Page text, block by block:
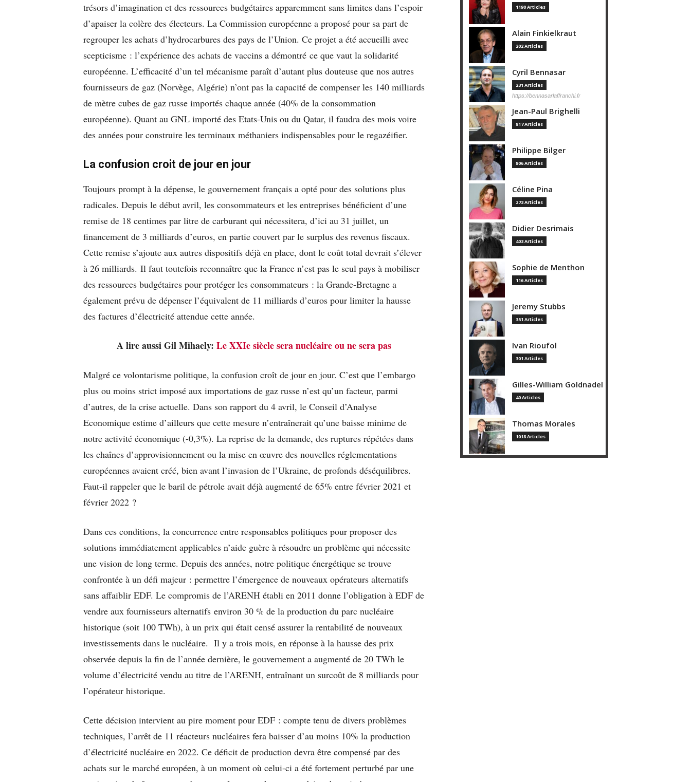
trésors d’imagination et des ressources budgétaires apparemment sans limites dans l’espoir
d’apaiser la colère des électeurs. La Commission européenne a proposé pour sa part de
regrouper les achats d’hydrocarbures des pays de l’Union. Ce projet a été accueilli avec
scepticisme : l’expérience des achats de vaccins a démontré ce que vaut la solidarité
européenne. L’efficacité d’un tel mécanisme paraît d’autant plus douteuse que nos autres
fournisseurs de gaz (Norvège, Algérie) n’ont pas la capacité de compenser les 140 milliards
de mètre cubes de gaz russe importés chaque année (40% de la consommation
européenne). Quant au GNL importé des Etats-Unis ou du Qatar, il faudra des mois voire
des années pour construire les terminaux méthaniers indispensables pour le regazéifier.
La confusion croit de jour en jour
Toujours prompt à la dépense, le gouvernement français a opté pour des solutions plus
radicales. Depuis le début avril, les consommateurs et les entreprises bénéficient d’une
remise de 18 centimes par litre de carburant qui nécessitera, d’ici au 31 juillet, un
financement de 3 milliards d’euros, en partie couvert par le surplus des revenus fiscaux.
Cette remise s’ajoute aux autres dispositifs déjà en place, dont le coût total devrait s’élever
à 26 milliards. Il faut toutefois reconnaître que la France n’est pas le seul pays à mobiliser
des ressources budgétaires pour protéger les consommateurs : la Grande-Bretagne a
également prévu de dépenser l’équivalent de 11 milliards d’euros pour limiter la hausse
des factures d’électricité attendue cette année.
A lire aussi Gil Mihaely: Le XXIe siècle sera nucléaire ou ne sera pas
Malgré ce volontarisme politique, la confusion croît de jour en jour. C’est que l’embargo
plus ou moins strict imposé aux importations de gaz russe n’est qu’un facteur, parmi
d’autres, de la crise actuelle. Dans son rapport du 4 avril, le Conseil d’Analyse
Economique estime d’ailleurs que cette mesure n’entraînerait qu’une baisse minime de
notre activité économique (-0,3%). La reprise de la demande, des ruptures répétées dans
les chaînes d’approvisionnement ou la mise en œuvre des nouvelles réglementations
européennes avaient créé, bien avant l’invasion de l’Ukraine, de profonds déséquilibres.
Faut-il rappeler que le baril de pétrole avait déjà augmenté de 65% entre février 2021 et
février 2022 ?
Dans ces conditions, la concurrence entre responsables politiques pour proposer des
solutions immédiatement applicables n’aide guère à résoudre un problème qui nécessite
une vision de long terme. Depuis des années, notre politique énergétique se trouve
confrontée à un défi majeur : permettre l’émergence de nouveaux opérateurs alternatifs
sans affaiblir EDF. Le compromis de l’ARENH établi en 2011 donne l’obligation à EDF de
vendre aux fournisseurs alternatifs environ 30 % de la production du parc nucléaire
historique (soit 100 TWh), à un prix qui était censé assurer la rentabilité de nouveaux
investissements dans le nucléaire. Il y a trois mois, en réponse à la hausse des prix
observée depuis la fin de l’année dernière, le gouvernement a augmenté de 20 TWh le
volume d’électricité vendu au titre de l’ARENH, entraînant un surcoût de 8 milliards pour
l’opérateur historique.
Cette décision intervient au pire moment pour EDF : compte tenu de divers problèmes
techniques, l’arrêt de 11 réacteurs nucléaires fera baisser d’au moins 10% la production
d’électricité nucléaire en 2022. Ce déficit de production devra être compensé par des
achats sur le marché européen, à un moment où celui-ci a été fortement perturbé par une
1190 Articles
Alain Finkielkraut
202 Articles
Cyril Bennasar
231 Articles
https://bennasarlaffranchi.fr
Jean-Paul Brighelli
817 Articles
Philippe Bilger
806 Articles
Céline Pina
273 Articles
Didier Desrimais
403 Articles
Sophie de Menthon
116 Articles
Jeremy Stubbs
351 Articles
Ivan Rioufol
301 Articles
Gilles-William Goldnadel
40 Articles
Thomas Morales
1018 Articles